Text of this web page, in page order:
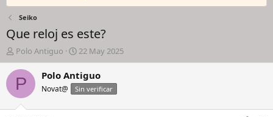
Seiko
Que reloj es este?
I
n
i
c
a
Polo Antiguo
F
e
c
h
a
22 May 2025
P Polo Antiguo
Novat@ Sin verificar